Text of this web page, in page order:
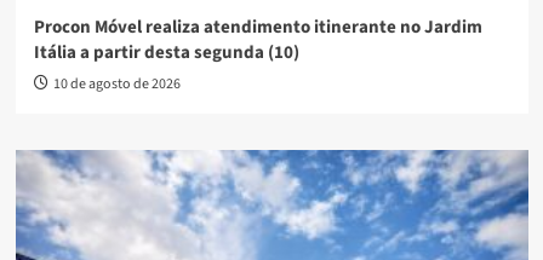
Procon Móvel realiza atendimento itinerante no Jardim
Itália a partir desta segunda (10)
10 de agosto de 2026